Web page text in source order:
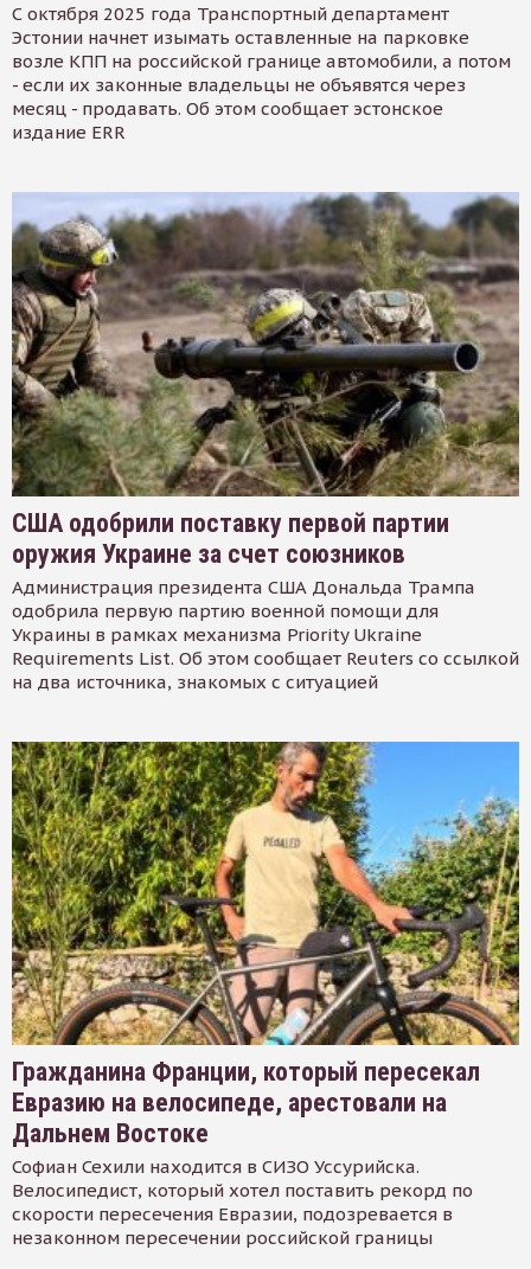
С октября 2025 года Транспортный департамент
Эстонии начнет изымать оставленные на парковке
возле КПП на российской границе автомобили, а потом
- если их законные владельцы не объявятся через
месяц - продавать. Об этом сообщает эстонское
издание ERR
США одобрили поставку первой партии
оружия Украине за счет союзников
Администрация президента США Дональда Трампа
одобрила первую партию военной помощи для
Украины в рамках механизма Priority Ukraine
Requirements List. Об этом сообщает Reuters со ссылкой
на два источника, знакомых с ситуацией
Гражданина Франции, который пересекал
Евразию на велосипеде, арестовали на
Дальнем Востоке
Софиан Сехили находится в СИЗО Уссурийска.
Велосипедист, который хотел поставить рекорд по
скорости пересечения Евразии, подозревается в
незаконном пересечении российской границы